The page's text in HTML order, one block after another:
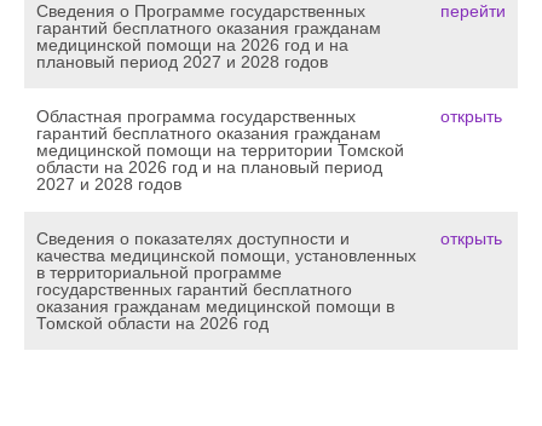
Сведения о Программе государственных
гарантий бесплатного оказания гражданам
медицинской помощи на 2026 год и на
плановый период 2027 и 2028 годов
перейти
Областная программа государственных
гарантий бесплатного оказания гражданам
медицинской помощи на территории Томской
области на 2026 год и на плановый период
2027 и 2028 годов
открыть
Сведения о показателях доступности и
качества медицинской помощи, установленных
в территориальной программе
государственных гарантий бесплатного
оказания гражданам медицинской помощи в
Томской области на 2026 год
открыть